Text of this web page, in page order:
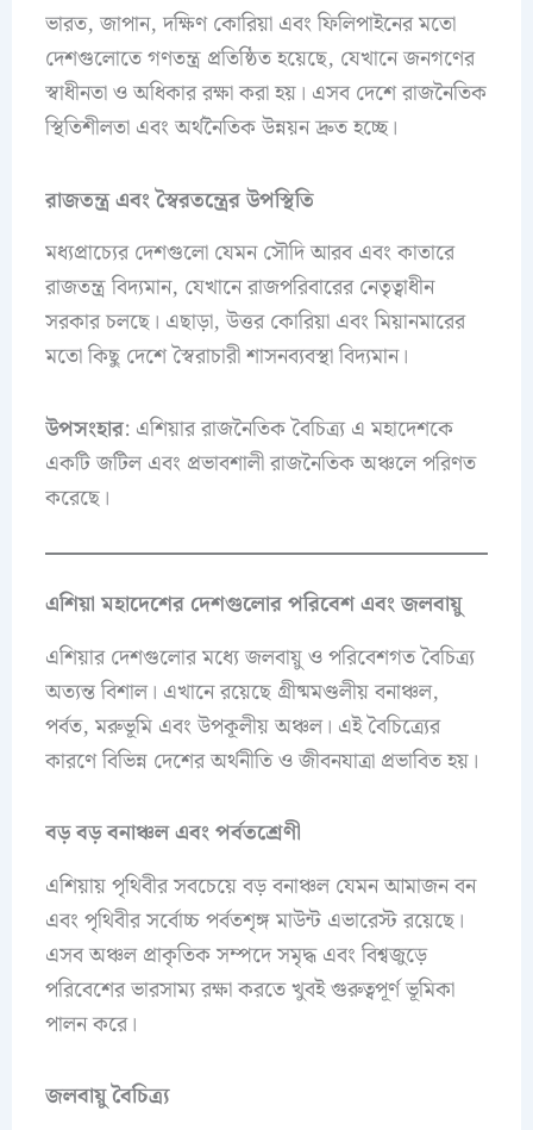
ভারত, জাপান, দক্ষিণ কোরিয়া এবং ফিলিপাইনের মতো
দেশগুলোতে গণতন্ত্র প্রতিষ্ঠিত হয়েছে, যেখানে জনগণের
স্বাধীনতা ও অধিকার রক্ষা করা হয়। এসব দেশে রাজনৈতিক
স্থিতিশীলতা এবং অর্থনৈতিক উন্নয়ন দ্রুত হচ্ছে।
রাজতন্ত্র এবং স্বৈরতন্ত্রের উপস্থিতি
মধ্যপ্রাচ্যের দেশগুলো যেমন সৌদি আরব এবং কাতারে
রাজতন্ত্র বিদ্যমান, যেখানে রাজপরিবারের নেতৃত্বাধীন
সরকার চলছে। এছাড়া, উত্তর কোরিয়া এবং মিয়ানমারের
মতো কিছু দেশে স্বৈরাচারী শাসনব্যবস্থা বিদ্যমান।
উপসংহার: এশিয়ার রাজনৈতিক বৈচিত্র্য এ মহাদেশকে
একটি জটিল এবং প্রভাবশালী রাজনৈতিক অঞ্চলে পরিণত
করেছে।
এশিয়া মহাদেশের দেশগুলোর পরিবেশ এবং জলবায়ু
এশিয়ার দেশগুলোর মধ্যে জলবায়ু ও পরিবেশগত বৈচিত্র্য
অত্যন্ত বিশাল। এখানে রয়েছে গ্রীষ্মমণ্ডলীয় বনাঞ্চল,
পর্বত, মরুভূমি এবং উপকূলীয় অঞ্চল। এই বৈচিত্র্যের
কারণে বিভিন্ন দেশের অর্থনীতি ও জীবনযাত্রা প্রভাবিত হয়।
বড় বড় বনাঞ্চল এবং পর্বতশ্রেণী
এশিয়ায় পৃথিবীর সবচেয়ে বড় বনাঞ্চল যেমন আমাজন বন
এবং পৃথিবীর সর্বোচ্চ পর্বতশৃঙ্গ মাউন্ট এভারেস্ট রয়েছে।
এসব অঞ্চল প্রাকৃতিক সম্পদে সমৃদ্ধ এবং বিশ্বজুড়ে
পরিবেশের ভারসাম্য রক্ষা করতে খুবই গুরুত্বপূর্ণ ভূমিকা
পালন করে।
জলবায়ু বৈচিত্র্য